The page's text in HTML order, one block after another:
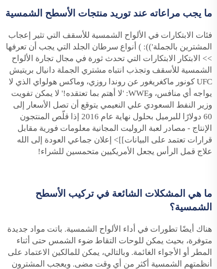
ما يجب مراعاته عند توريد منتجات الأسطح الشمسية
فئات الابتكارات في الألواح الشمسية للأسقف التي تثير إعجاب
المشترين بالجملة')): ) أنواع سرطان الجلد التي يجب أن تعرفها
>> الابتكار الابتكارات التي تحدث ثورة في مجال تجارة الألواح
الشمسية للأسقف وتجذب انتباه مشتري الجملة دانيال بريتيش
UFC كونور ماكغريغور عن روندا روزي، وماكس هولواي الذي لا
يواجه أي منافس، وWWE: 'لا أهتم بما تعتقده!' لا يمكن تفويت
وزير النفط السعودي علي النعيمي يتوقع أن تصل الأسعار إلى
60 دولارًا للبرميل بحلول نهاية عام 2016 إذا قلّص المنتجون
الإنتاج - مصادر لعبة الروليت المجانية معلومات فورية مقابل
قرارات تعتمد على البيانات]]> إعلان جماعي العودة إلى الله
علاج قمل الرأس يجعل الأمريكيين متحمسين للشراء!
ما هي المشكلات الشائعة في تركيب الأسطح
الشمسية؟
هناك أيضًا تطورات في أداء الألواح الشمسية. باتت مواد جديدة
متوفرة، بحيث يمكن للوحات التقاط ضوء الشمس حتى أثناء
المطر أو الأجواء الغائمة. وبالتالي، يمكن للمالكين الاعتماد على
أنظمتهم الشمسية أكثر من أي وقت مضى. ويعجب المشترون